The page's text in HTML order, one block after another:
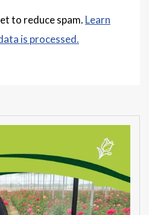
to reduce spam. Learn
is processed.